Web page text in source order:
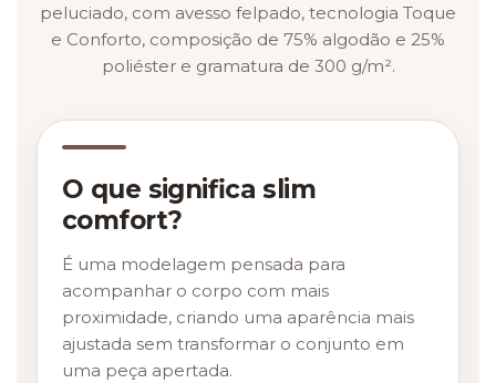
peluciado, com avesso felpado, tecnologia Toque
e Conforto, composição de 75% algodão e 25%
poliéster e gramatura de 300 g/m².
O que significa slim
comfort?
É uma modelagem pensada para
acompanhar o corpo com mais
proximidade, criando uma aparência mais
ajustada sem transformar o conjunto em
uma peça apertada.